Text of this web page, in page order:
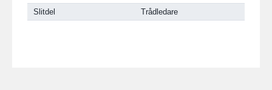
Slitdel
Trådledare